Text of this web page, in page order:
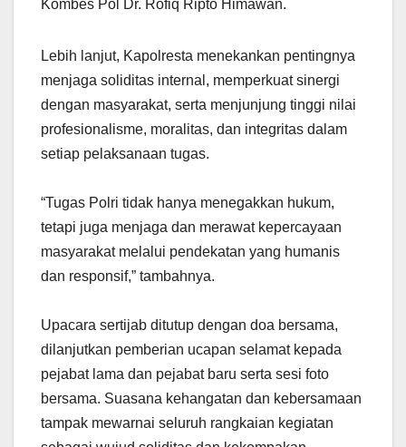
Kombes Pol Dr. Rofiq Ripto Himawan.
Lebih lanjut, Kapolresta menekankan pentingnya
menjaga soliditas internal, memperkuat sinergi
dengan masyarakat, serta menjunjung tinggi nilai
profesionalisme, moralitas, dan integritas dalam
setiap pelaksanaan tugas.
“Tugas Polri tidak hanya menegakkan hukum,
tetapi juga menjaga dan merawat kepercayaan
masyarakat melalui pendekatan yang humanis
dan responsif,” tambahnya.
Upacara sertijab ditutup dengan doa bersama,
dilanjutkan pemberian ucapan selamat kepada
pejabat lama dan pejabat baru serta sesi foto
bersama. Suasana kehangatan dan kebersamaan
tampak mewarnai seluruh rangkaian kegiatan